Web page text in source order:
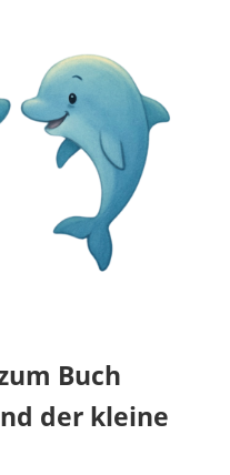
Buch
der kleine